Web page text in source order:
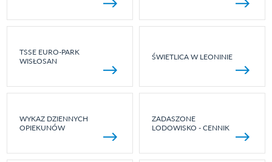
TSSE EURO-PARK
WISŁOSAN
ŚWIETLICA W LEONINIE
WYKAZ DZIENNYCH
OPIEKUNÓW
ZADASZONE
LODOWISKO - CENNIK